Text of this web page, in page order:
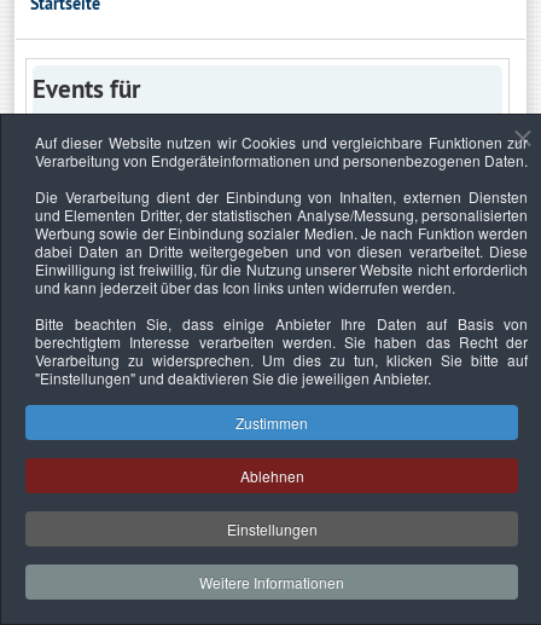
Events für
Keine Termine
Datenschutzerklärung Urheberrechtsnachweise Nachhaltigkeit
Copyright © 2026. Bundesverband Deutscher
Sachverständiger und Fachgutachter e.V..
Auf dieser Website nutzen wir Cookies und vergleichbare Funktionen zur
Verarbeitung von Endgeräteinformationen und personenbezogenen Daten.
Die Verarbeitung dient der Einbindung von Inhalten, externen Diensten
und Elementen Dritter, der statistischen Analyse/Messung, personalisierten
Werbung sowie der Einbindung sozialer Medien. Je nach Funktion werden
dabei Daten an Dritte weitergegeben und von diesen verarbeitet. Diese
Einwilligung ist freiwillig, für die Nutzung unserer Website nicht erforderlich
und kann jederzeit über das Icon links unten widerrufen werden.
Bitte beachten Sie, dass einige Anbieter Ihre Daten auf Basis von
berechtigtem Interesse verarbeiten werden. Sie haben das Recht der
Verarbeitung zu widersprechen. Um dies zu tun, klicken Sie bitte auf
"Einstellungen"und deaktivieren Sie die jeweiligen Anbieter.
Zustimmen
Ablehnen
Einstellungen
Weitere Informationen